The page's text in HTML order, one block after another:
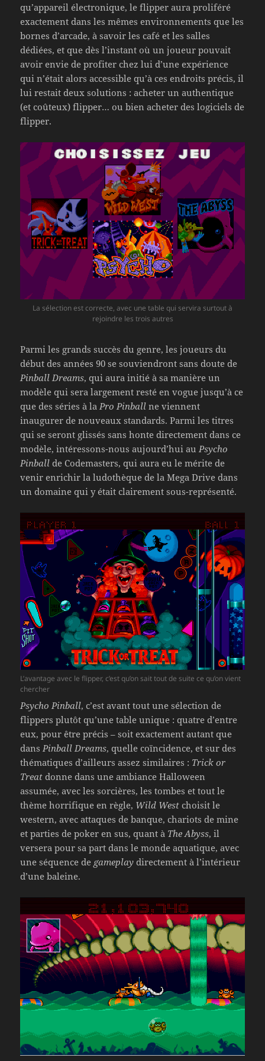
qu’appareil électronique, le flipper aura proliféré
exactement dans les mêmes environnements que les
bornes d’arcade, à savoir les café et les salles
dédiées, et que dès l’instant où un joueur pouvait
avoir envie de profiter chez lui d’une expérience
qui n’était alors accessible qu’à ces endroits précis, il
lui restait deux solutions : acheter un authentique
(et coûteux) flipper… ou bien acheter des logiciels de
flipper.
La sélection est correcte, avec une table qui servira surtout à
rejoindre les trois autres
Parmi les grands succès du genre, les joueurs du
début des années 90 se souviendront sans doute de
Pinball Dreams, qui aura initié à sa manière un
modèle qui sera largement resté en vogue jusqu’à ce
que des séries à laPro Pinball ne viennent
inaugurer de nouveaux standards. Parmi les titres
qui se seront glissés sans honte directement dans ce
modèle, intéressons-nous aujourd’hui auPsycho
Pinball de Codemasters, qui aura eu le mérite de
venir enrichir la ludothèque de la Mega Drive dans
un domaine qui y était clairement sous-représenté.
L’avantage avec le flipper, c’est qu’on sait tout de suite ce qu’on vient
chercher
Psycho Pinball, c’est avant tout une sélection de
flippers plutôt qu’une table unique : quatre d’entre
eux, pour être précis – soit exactement autant que
dansPinball Dreams, quelle coïncidence, et sur des
thématiques d’ailleurs assez similaires : Trick or
Treat donne dans une ambiance Halloween
assumée, avec les sorcières, les tombes et tout le
thème horrifique en règle, Wild West choisit le
western, avec attaques de banque, chariots de mine
et parties de poker en sus, quant à The Abyss, il
versera pour sa part dans le monde aquatique, avec
une séquence de gameplay directement à l’intérieur
d’une baleine.